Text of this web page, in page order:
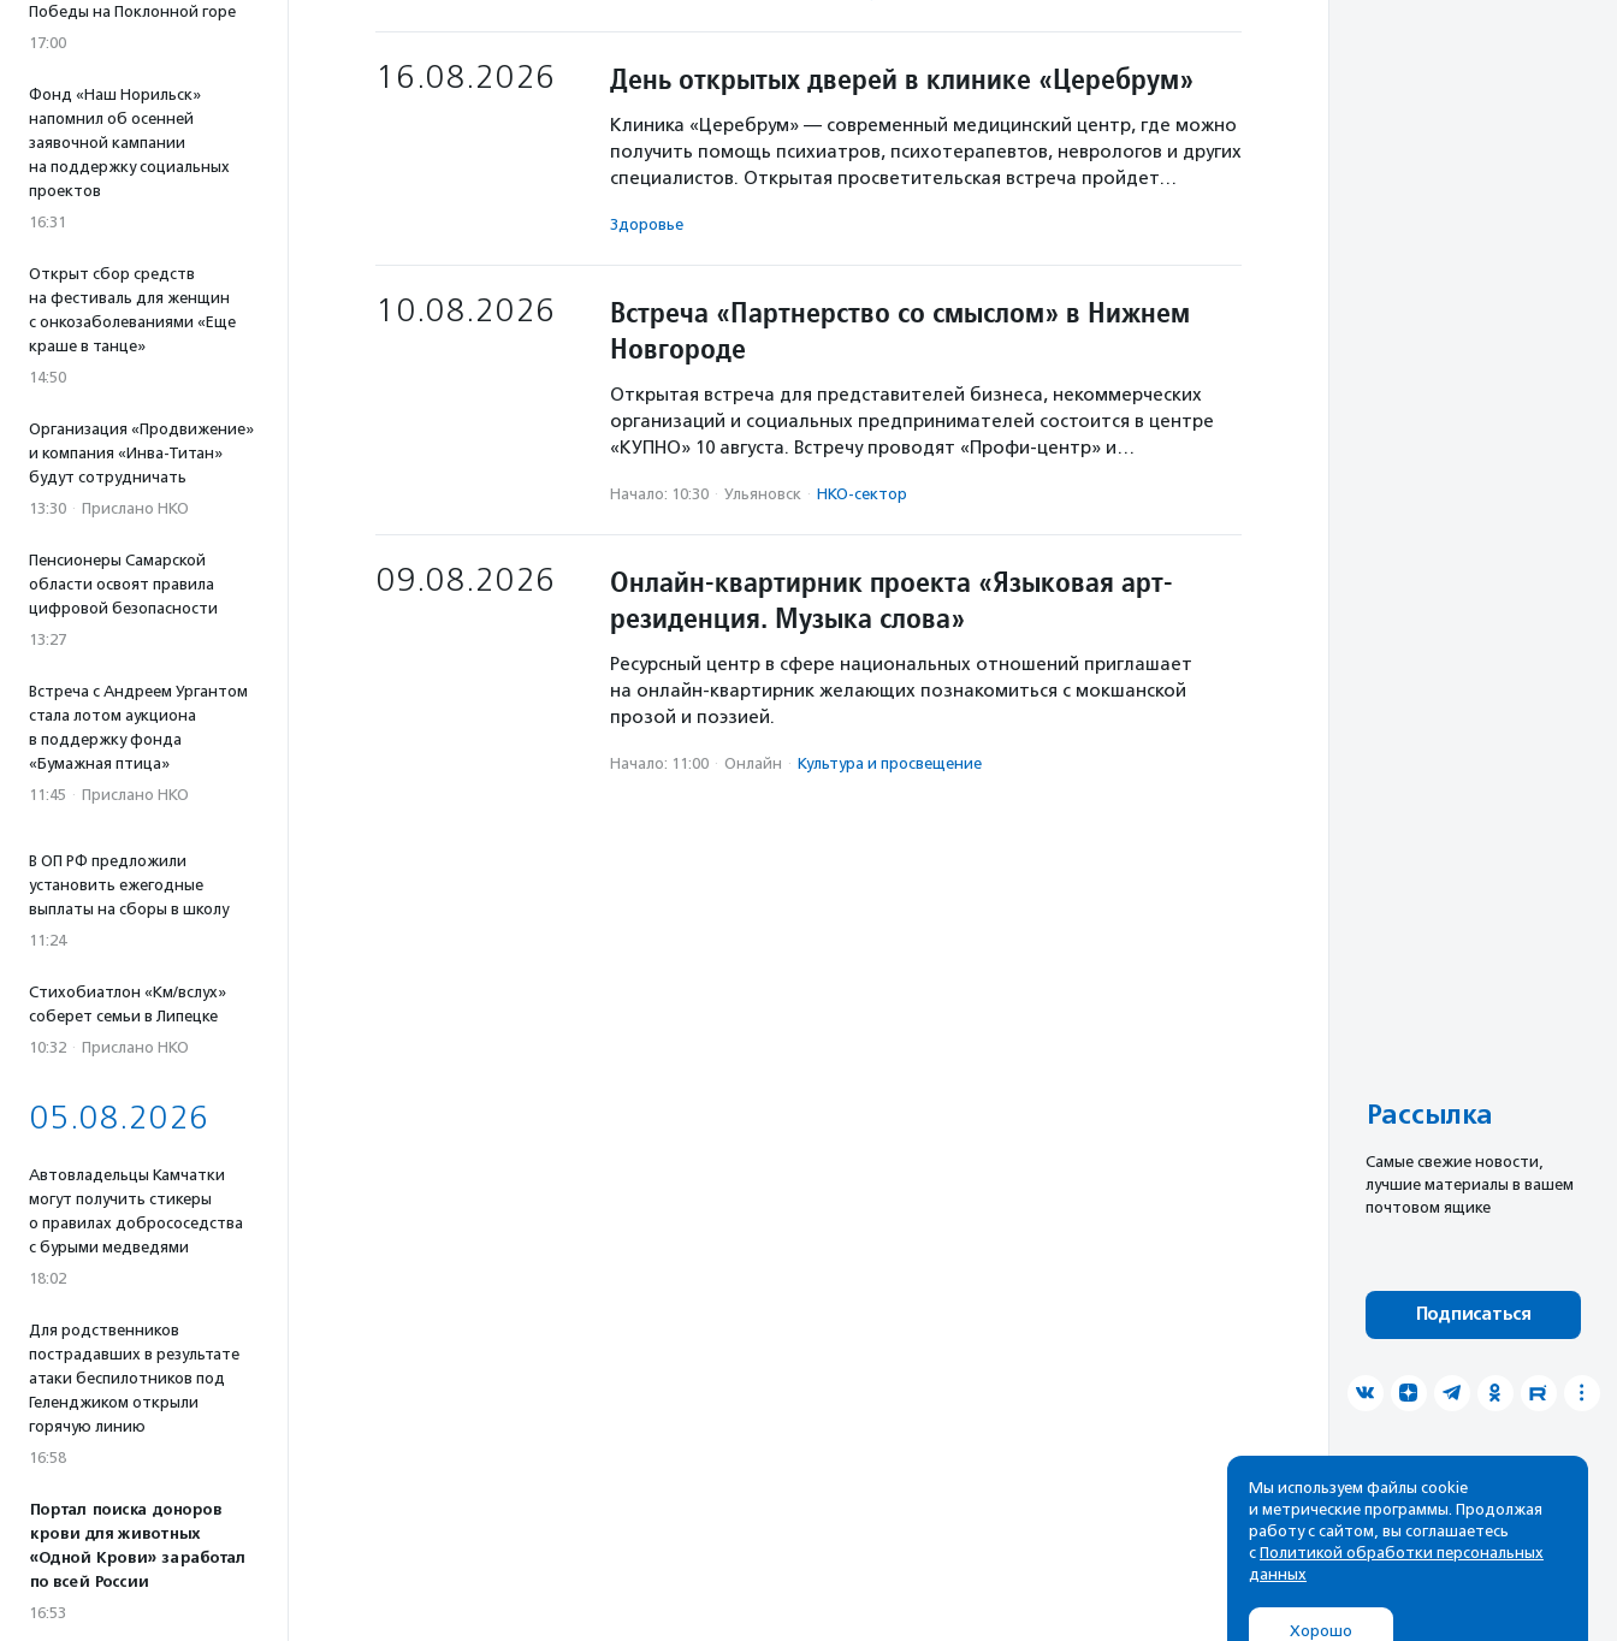
Победы на Поклонной горе
17:00
Фонд «Наш Норильск»
напомнил об осенней
заявочной кампании
на поддержку социальных
проектов
16:31
Открыт сбор средств
на фестиваль для женщин
с онкозаболеваниями «Еще
краше в танце»
14:50
Организация «Продвижение»
и компания «Инва-Титан»
будут сотрудничать
13:30 · Прислано НКО
Пенсионеры Самарской
области освоят правила
цифровой безопасности
13:27
Встреча с Андреем Ургантом
стала лотом аукциона
в поддержку фонда
«Бумажная птица»
11:45 · Прислано НКО
В ОП РФ предложили
установить ежегодные
выплаты на сборы в школу
11:24
Стихобиатлон «Км/вслух»
соберет семьи в Липецке
10:32 · Прислано НКО
05.08.2026
Автовладельцы Камчатки
могут получить стикеры
о правилах добрососедства
с бурыми медведями
18:02
Для родственников
пострадавших в результате
атаки беспилотников под
Геленджиком открыли
горячую линию
16:58
Портал поиска доноров
крови для животных
«Одной Крови» заработал
по всей России
16:53
16.08.2026 День открытых дверей в клинике «Церебрум»
Клиника «Церебрум» — современный медицинский центр, где можно
получить помощь психиатров, психотерапевтов, неврологов и других
специалистов. Открытая просветительская встреча пройдет…
Здоровье
10.08.2026
Встреча «Партнерство со смыслом» в Нижнем
Новгороде
Открытая встреча для представителей бизнеса, некоммерческих
организаций и социальных предпринимателей состоится в центре
«КУПНО» 10 августа. Встречу проводят «Профи-центр» и…
Начало: 10:30 · Ульяновск · НКО-сектор
09.08.2026
Онлайн-квартирник проекта «Языковая арт-
резиденция. Музыка слова»
Ресурсный центр в сфере национальных отношений приглашает
на онлайн-квартирник желающих познакомиться с мокшанской
прозой и поэзией.
Начало: 11:00 · Онлайн · Культура и просвещение
Рассылка
Cамые свежие новости,
лучшие материалы в вашем
почтовом ящике
Подписаться
Мы используем файлы cookie
и метрические программы. Продолжая
работу с сайтом, вы соглашаетесь
с Политикой обработки персональных
данных
Хорошо